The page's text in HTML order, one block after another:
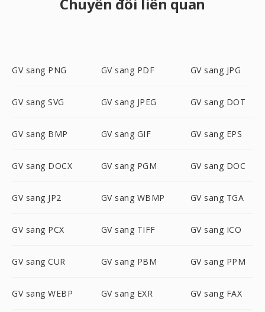
GV sang PNG GV sang PDF GV sang JPG
GV sang SVG GV sang JPEG GV sang DOT
GV sang BMP GV sang GIF GV sang EPS
GV sang DOCX GV sang PGM GV sang DOC
GV sang JP2 GV sang WBMP GV sang TGA
GV sang PCX GV sang TIFF GV sang ICO
GV sang CUR GV sang PBM GV sang PPM
GV sang WEBP GV sang EXR GV sang FAX